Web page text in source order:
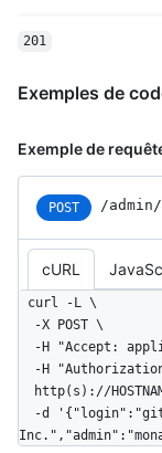
201
Exemples de
Exemple de
POST /
cURL
curl -L \